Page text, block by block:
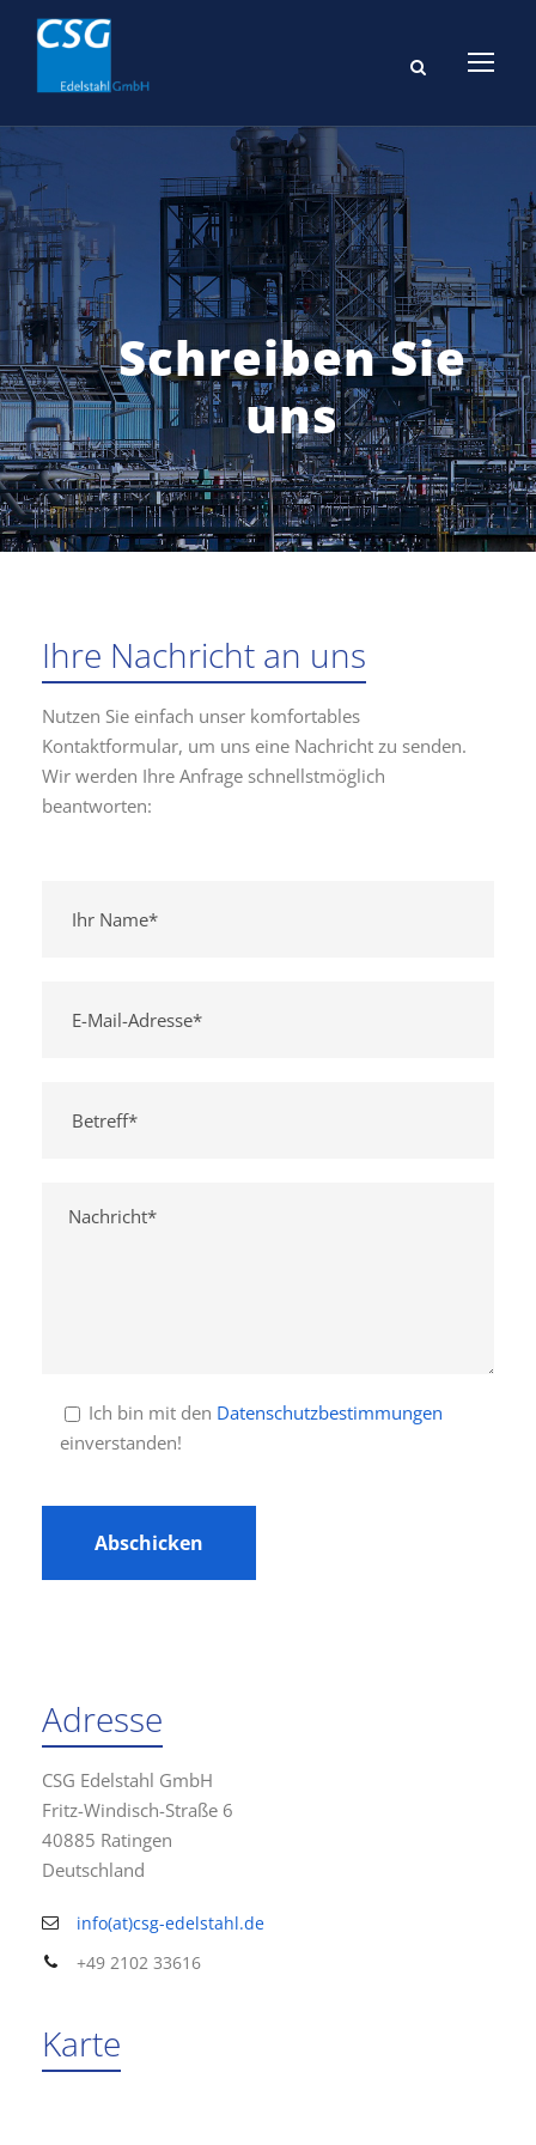
Schreiben Sie
uns
Ihre Nachricht an uns
Nutzen Sie einfach unser komfortables
Kontaktformular, um uns eine Nachricht zu senden.
Wir werden Ihre Anfrage schnellstmöglich
beantworten:
Ich bin mit den Datenschutzbestimmungen
einverstanden!
Adresse
CSG Edelstahl GmbH
Fritz-Windisch-Straße 6
40885 Ratingen
Deutschland
info(at)csg-edelstahl.de
+49 2102 33616
Karte